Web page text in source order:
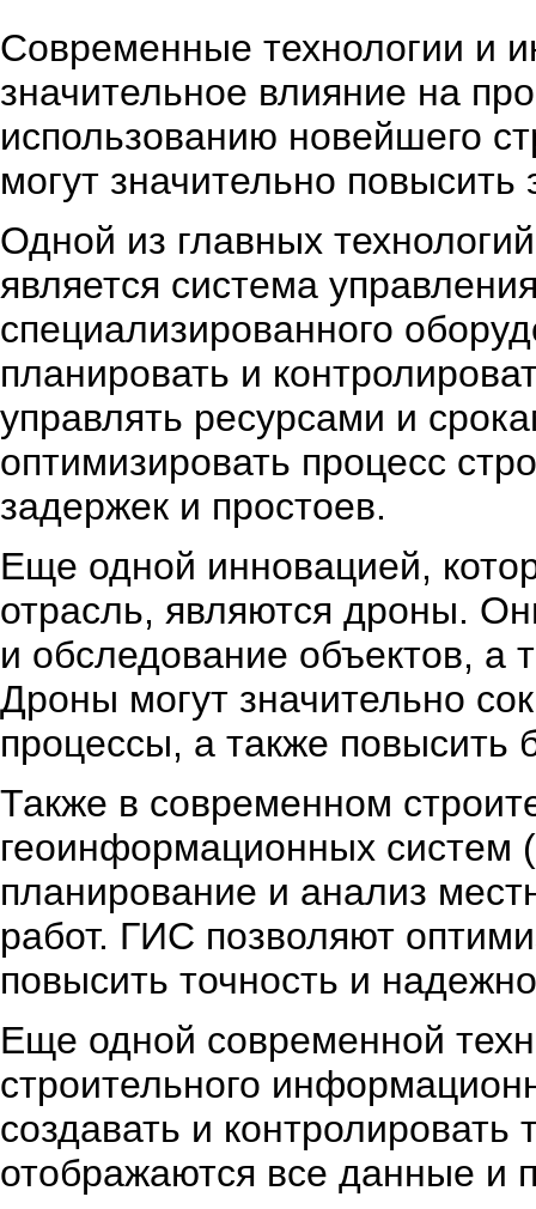
Современные технологии и
значительное влияние на
использованию новейшего
могут значительно
Одной из главных
является система
специализированного
планировать и
управлять ресурсами и
оптимизировать процесс
задержек и простоев.
Еще одной инновацией,
отрасль, являются дроны.
и обследование объектов, а
Дроны могут значительно
процессы, а также повысить
Также в современном
геоинформационных
планирование и анализ
работ. ГИС позволяют
повысить точность и
Еще одной современной
строительного
создавать и
отображаются все данные и